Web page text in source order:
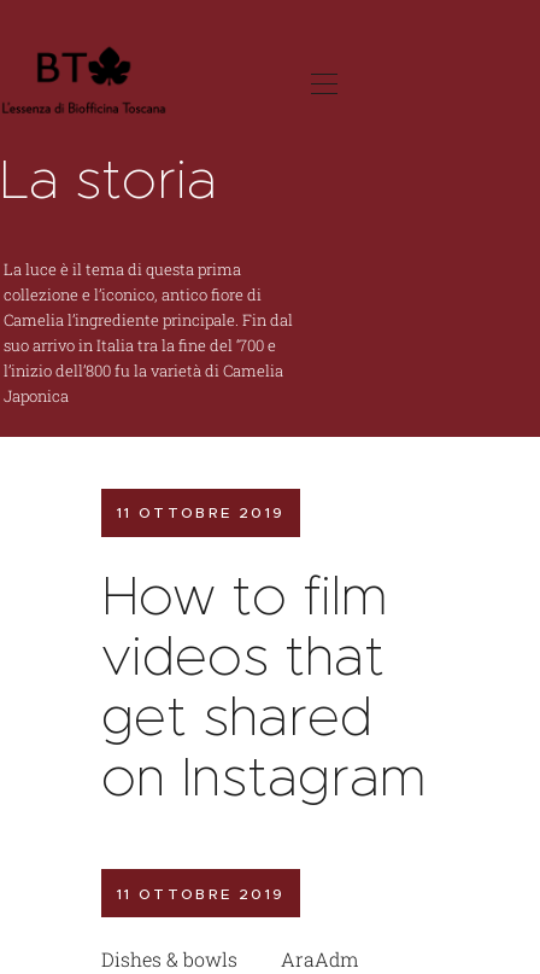
La storia
La luce è il tema di questa prima
collezione e l’iconico, antico fiore di
Camelia l’ingrediente principale. Fin dal
suo arrivo in Italia tra la fine del ‘700 e
l’inizio dell’800 fu la varietà di Camelia
Japonica
CERTIFICAZIONI
SHOP
11 OTTOBRE 2019
How to film
videos that
get shared
on Instagram
11 OTTOBRE 2019
Dishes & bowls
AraAdm